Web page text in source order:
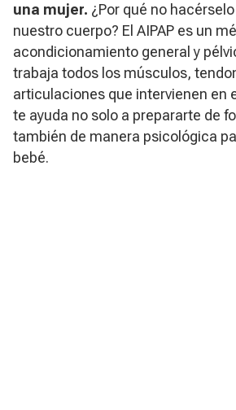
una mujer. ¿Por qué no
nuestro cuerpo? El AIPAP es un
acondicionamiento general y
trabaja todos los músculos,
articulaciones que intervienen en
te ayuda no solo a prepararte de
también de manera psicológica
bebé.